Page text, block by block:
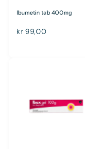
Ibumetin tab 400mg
kr 99,00